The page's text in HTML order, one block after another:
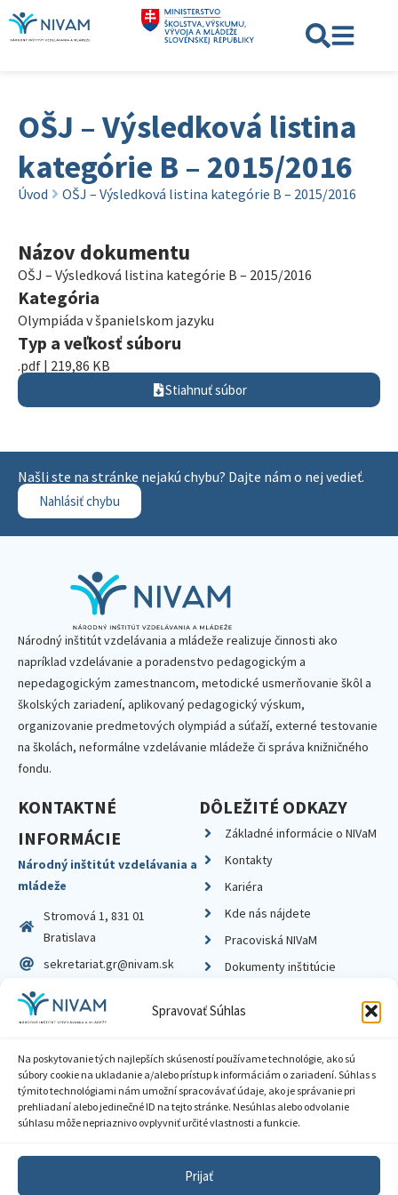
Spravovať Súhlas
Na poskytovanie tých najlepších skúseností používame technológie, ako sú
súbory cookie na ukladanie a/alebo prístup k informáciám o zariadení. Súhlas s
týmito technológiami nám umožní spracovávať údaje, ako je správanie pri
prehliadaní alebo jedinečné ID na tejto stránke. Nesúhlas alebo odvolanie
súhlasu môže nepriaznivo ovplyvniť určité vlastnosti a funkcie.
Prijať
OŠJ – Výsledková listina
kategórie B – 2015/2016
Úvod OŠJ – Výsledková listina kategórie B – 2015/2016
Názov dokumentu
OŠJ – Výsledková listina kategórie B – 2015/2016
Kategória
Olympiáda v španielskom jazyku
Typ a veľkosť súboru
.pdf | 219,86 KB
Stiahnuť súbor
Našli ste na stránke nejakú chybu? Dajte nám o nej vedieť.
Nahlásiť chybu
Národný inštitút vzdelávania a mládeže realizuje činnosti ako
napríklad vzdelávanie a poradenstvo pedagogickým a
nepedagogickým zamestnancom, metodické usmerňovanie škôl a
školských zariadení, aplikovaný pedagogický výskum,
organizovanie predmetových olympiád a súťaží, externé testovanie
na školách, neformálne vzdelávanie mládeže či správa knižničného
fondu.
KONTAKTNÉ
INFORMÁCIE
Národný inštitút vzdelávania a
mládeže
Stromová 1, 831 01
Bratislava
sekretariat.gr@nivam.sk
IČO: 00164348
DIČ: 2020798714
DÔLEŽITÉ ODKAZY
Základné informácie o NIVaM
Kontakty
Kariéra
Kde nás nájdete
Pracoviská NIVaM
Dokumenty inštitúcie
Zásady ochrany súkromia
Sprístupnenie informácií